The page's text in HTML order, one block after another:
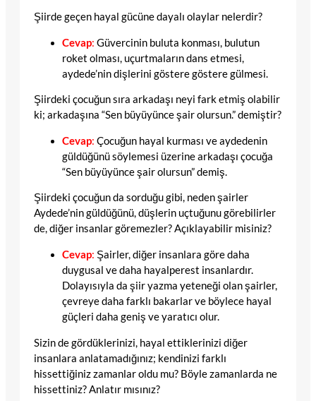
Şiirde geçen hayal gücüne dayalı olaylar nelerdir?
Cevap: Güvercinin buluta konması, bulutun
roket olması, uçurtmaların dans etmesi,
aydede’nin dişlerini göstere göstere gülmesi.
Şiirdeki çocuğun sıra arkadaşı neyi fark etmiş olabilir
ki; arkadaşına “Sen büyüyünce şair olursun.” demiştir?
Cevap: Çocuğun hayal kurması ve aydedenin
güldüğünü söylemesi üzerine arkadaşı çocuğa
“Sen büyüyünce şair olursun” demiş.
Şiirdeki çocuğun da sorduğu gibi, neden şairler
Aydede’nin güldüğünü, düşlerin uçtuğunu görebilirler
de, diğer insanlar göremezler? Açıklayabilir misiniz?
Cevap: Şairler, diğer insanlara göre daha
duygusal ve daha hayalperest insanlardır.
Dolayısıyla da şiir yazma yeteneği olan şairler,
çevreye daha farklı bakarlar ve böylece hayal
güçleri daha geniş ve yaratıcı olur.
Sizin de gördüklerinizi, hayal ettiklerinizi diğer
insanlara anlatamadığınız; kendinizi farklı
hissettiğiniz zamanlar oldu mu? Böyle zamanlarda ne
hissettiniz? Anlatır mısınız?